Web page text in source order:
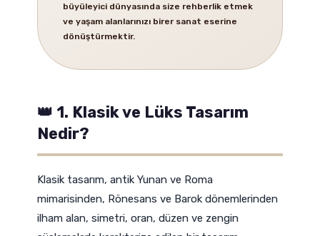
büyüleyici dünyasında size rehberlik etmek
ve yaşam alanlarınızı birer sanat eserine
dönüştürmektir.
👑 1. Klasik ve Lüks Tasarım
Nedir?
Klasik tasarım, antik Yunan ve Roma
mimarisinden, Rönesans ve Barok dönemlerinden
ilham alan, simetri, oran, düzen ve zengin